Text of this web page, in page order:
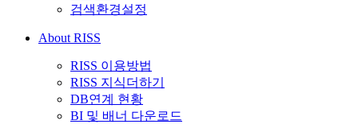
검색환경설정
About RISS
RISS 이용방법
RISS 지식더하기
DB연계 현황
BI 및 배너 다운로드